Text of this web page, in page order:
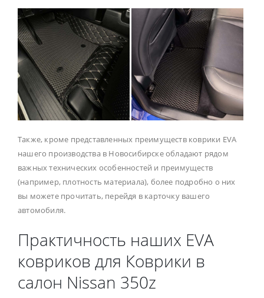
Также, кроме представленных преимуществ коврики EVA
нашего производства в Новосибирске обладают рядом
важных технических особенностей и преимуществ
(например, плотность материала), более подробно о них
вы можете прочитать, перейдя в карточку вашего
автомобиля.
Практичность наших EVA
ковриков для Коврики в
салон Nissan 350z